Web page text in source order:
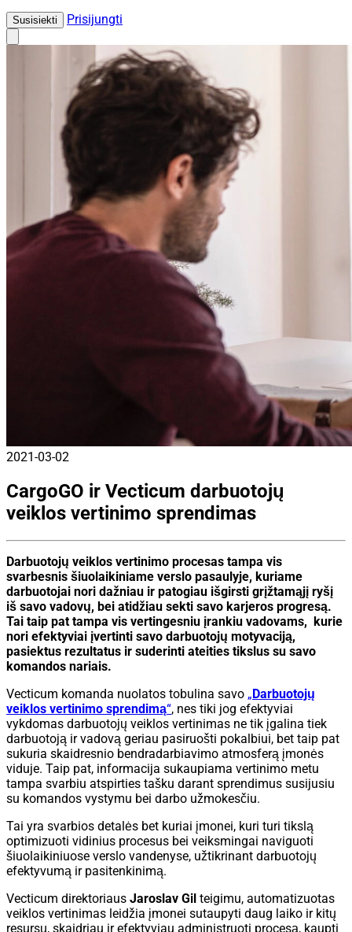
Susisiekti Prisijungti
2021-03-02
CargoGO ir Vecticum darbuotojų
veiklos vertinimo sprendimas
Darbuotojų veiklos vertinimo procesas tampa vis
svarbesnis šiuolaikiniame verslo pasaulyje, kuriame
darbuotojai nori dažniau ir patogiau išgirsti grįžtamąjį ryšį
iš savo vadovų, bei atidžiau sekti savo karjeros progresą.
Tai taip pat tampa vis vertingesniu įrankiu vadovams, kurie
nori efektyviai įvertinti savo darbuotojų motyvaciją,
pasiektus rezultatus ir suderinti ateities tikslus su savo
komandos nariais.
Vecticum komanda nuolatos tobulina savo „Darbuotojų
veiklos vertinimo sprendimą“, nes tiki jog efektyviai
vykdomas darbuotojų veiklos vertinimas ne tik įgalina tiek
darbuotoją ir vadovą geriau pasiruošti pokalbiui, bet taip pat
sukuria skaidresnio bendradarbiavimo atmosferą įmonės
viduje. Taip pat, informacija sukaupiama vertinimo metu
tampa svarbiu atspirties tašku darant sprendimus susijusiu
su komandos vystymu bei darbo užmokesčiu.
Tai yra svarbios detalės bet kuriai įmonei, kuri turi tikslą
optimizuoti vidinius procesus bei veiksmingai naviguoti
šiuolaikiniuose verslo vandenyse, užtikrinant darbuotojų
efektyvumą ir pasitenkinimą.
Vecticum direktoriaus Jaroslav Gil teigimu, automatizuotas
veiklos vertinimas leidžia įmonei sutaupyti daug laiko ir kitų
resursų, skaidriau ir efektyviau administruoti procesą, kaupti